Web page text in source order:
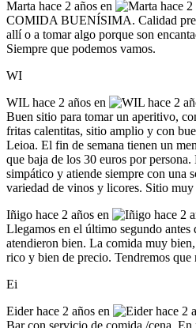
Marta hace 2 años en
COMIDA BUENÍSIMA. Calidad
allí o a tomar algo porque son
Siempre que podemos vamos.
WI
WIL hace 2 años en
Buen sitio para tomar un aperitivo,
fritas calentitas, sitio amplio y con
Leioa. El fin de semana tienen un
que baja de los 30 euros por
simpático y atiende siempre con una
variedad de vinos y licores. Sitio
Iñigo hace 2 años en
Llegamos en el último segundo antes
atendieron bien. La comida muy
rico y bien de precio. Tendremos que
Ei
Eider hace 2 años en
Bar con servicio de comida /cena. En